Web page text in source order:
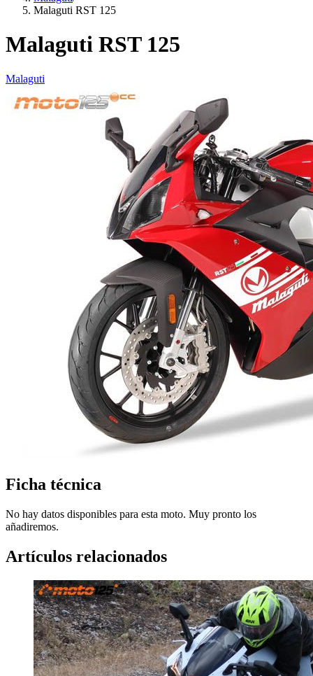
Malaguti RST 125
Malaguti RST 125
Malaguti
Ficha técnica
No hay datos disponibles para esta moto. Muy pronto los
añadiremos.
Artículos relacionados